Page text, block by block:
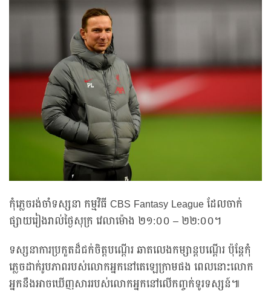
កុំភ្លេចរង់ចាំទស្សនា កម្មវិធី CBS Fantasy League ដែលចាក់
ផ្សាយរៀងរាល់ថ្ងៃសុក្រ វេលាម៉ោង ២១:០០ – ២២:០០។
ទស្សនាការប្រកួតដ៏ជក់ចិត្តបណ្តើរ ឆាតលេងកម្សាន្តបណ្តើរ ប៉ុន្តែកុំ
ភ្លេចដាក់រូបភាពរបស់លោកអ្នកនៅតេឡេក្រាមផង ពេលនោះលោក
អ្នកនឹងអាចឃើញសាររបស់លោកអ្នកនៅលើកញ្ចក់ទូរទស្សន៍៕